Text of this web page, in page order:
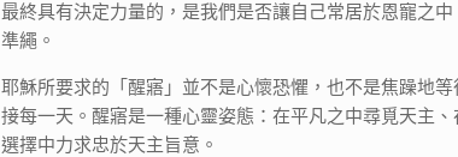
最終具有決定力量的，是我們是否讓自己常居於恩寵之
準繩。
耶穌所要求的「醒寤」並不是心懷恐懼，也不是焦躁地
接每一天。醒寤是一種心靈姿態：在平凡之中尋覓天主
選擇中力求忠於天主旨意。